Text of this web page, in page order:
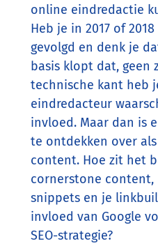
online eindredactie
Heb je in 2017 of
gevolgd en denk je
basis klopt dat, geen
technische kant heb
eindredacteur
invloed. Maar dan is
te ontdekken over als
content. Hoe zit het
cornerstone content,
snippets en je
invloed van Google
SEO-strategie?